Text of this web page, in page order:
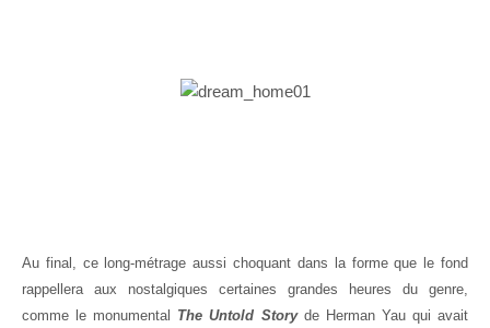
Au final, ce long-métrage aussi choquant dans la forme que le fond
rappellera aux nostalgiques certaines grandes heures du genre,
comme le monumental The Untold Storyde Herman Yau qui avait